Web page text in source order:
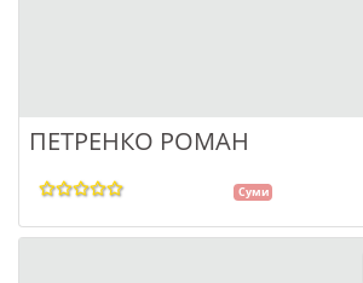
ПЕТРЕНКО РОМАН
Суми